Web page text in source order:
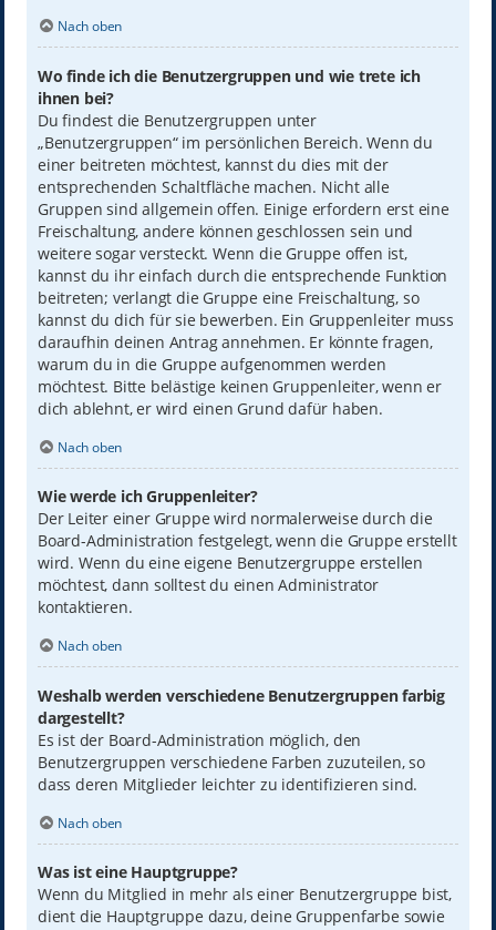
Nach oben
Wo finde ich die Benutzergruppen und wie trete ich
ihnen bei?
Du findest die Benutzergruppen unter
„Benutzergruppen“ im persönlichen Bereich. Wenn du
einer beitreten möchtest, kannst du dies mit der
entsprechenden Schaltfläche machen. Nicht alle
Gruppen sind allgemein offen. Einige erfordern erst eine
Freischaltung, andere können geschlossen sein und
weitere sogar versteckt. Wenn die Gruppe offen ist,
kannst du ihr einfach durch die entsprechende Funktion
beitreten; verlangt die Gruppe eine Freischaltung, so
kannst du dich für sie bewerben. Ein Gruppenleiter muss
daraufhin deinen Antrag annehmen. Er könnte fragen,
warum du in die Gruppe aufgenommen werden
möchtest. Bitte belästige keinen Gruppenleiter, wenn er
dich ablehnt, er wird einen Grund dafür haben.
Nach oben
Wie werde ich Gruppenleiter?
Der Leiter einer Gruppe wird normalerweise durch die
Board-Administration festgelegt, wenn die Gruppe erstellt
wird. Wenn du eine eigene Benutzergruppe erstellen
möchtest, dann solltest du einen Administrator
kontaktieren.
Nach oben
Weshalb werden verschiedene Benutzergruppen farbig
dargestellt?
Es ist der Board-Administration möglich, den
Benutzergruppen verschiedene Farben zuzuteilen, so
dass deren Mitglieder leichter zu identifizieren sind.
Nach oben
Was ist eine Hauptgruppe?
Wenn du Mitglied in mehr als einer Benutzergruppe bist,
dient die Hauptgruppe dazu, deine Gruppenfarbe sowie